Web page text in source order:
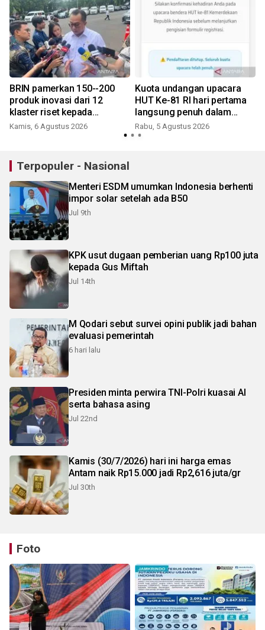
BRIN pamerkan 150--200
produk inovasi dari 12
klaster riset kepada
Presiden
Kamis, 6 Agustus 2026
Kuota undangan upacara
HUT Ke-81 RI hari pertama
langsung penuh dalam
waktu 1 jam
Rabu, 5 Agustus 2026
Terpopuler - Nasional
Menteri ESDM umumkan Indonesia berhenti
impor solar setelah ada B50
Jul 9th
KPK usut dugaan pemberian uang Rp100 juta
kepada Gus Miftah
Jul 14th
M Qodari sebut survei opini publik jadi bahan
evaluasi pemerintah
6 hari lalu
Presiden minta perwira TNI-Polri kuasai AI
serta bahasa asing
Jul 22nd
Kamis (30/7/2026) hari ini harga emas
Antam naik Rp15.000 jadi Rp2,616 juta/gr
Jul 30th
Foto